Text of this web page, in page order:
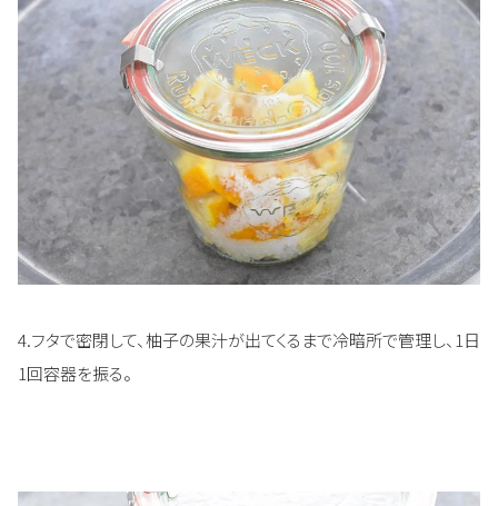
4.フタで密閉して、柚子の果汁が出てくるまで冷暗所で管理し、1日
1回容器を振る。